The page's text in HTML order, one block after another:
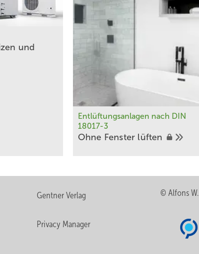
und
Entlüftungsanlagen nach DIN
18017-3
Ohne Fenster lüften
Gentner Verlag
Privacy Manager
© Alfons